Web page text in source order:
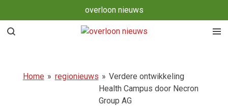
direct
naar
overloon nieuws
Home » regionieuws » Verdere ontwikkeling
Health Campus door Necron
Group AG